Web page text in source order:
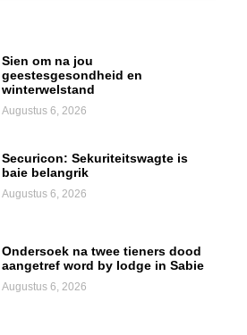
Sien om na jou
geestesgesondheid en
winterwelstand
Augustus 6, 2026
Securicon: Sekuriteitswagte is
baie belangrik
Augustus 6, 2026
Ondersoek na twee tieners dood
aangetref word by lodge in Sabie
Augustus 6, 2026